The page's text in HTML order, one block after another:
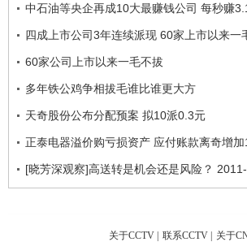
中石油等央企再成10大最赚钱公司 每秒赚
四成上市公司3年连续派现 60家上市以来一
60家公司上市以来一毛不拔
多年铁公鸡争相拔毛谁比谁更大方
天奇股份公布分配预案 拟10派0.3元
正泰电器溢价购亏损资产 应付账款离奇增
[晓芳深观察]高送转是机会还是风险？
关于CCTV | 联系CCTV | 关于